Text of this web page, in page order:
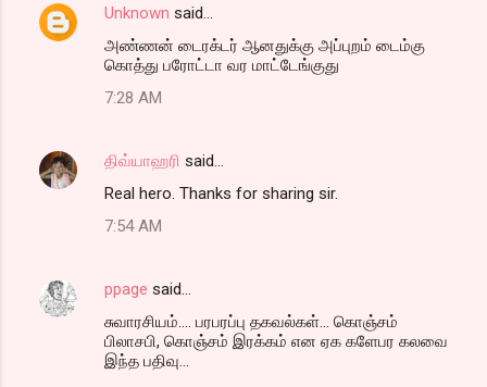
Unknown said…
அண்ணன் டைரக்டர் ஆனதுக்கு அப்புறம் டைம்கு
கொத்து பரோட்டா வர மாட்டேங்குது
7:28 AM
திவ்யாஹரி said…
Real hero. Thanks for sharing sir.
7:54 AM
ppage said…
சுவாரசியம்.... பரபரப்பு தகவல்கள்... கொஞ்சம்
பிலாசபி, கொஞ்சம் இரக்கம் என ஏக களேபர கலவை
இந்த பதிவு...